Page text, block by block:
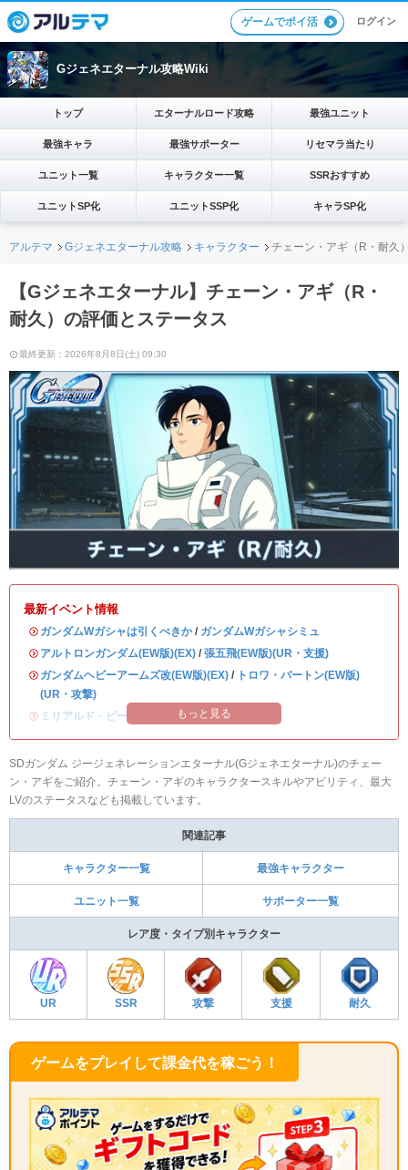
ゲームでポイ活 ログイン
Gジェネエターナル攻略Wiki
トップ エターナルロード攻略 最強ユニット
最強キャラ 最強サポーター リセマラ当たり
ユニット一覧 キャラクター一覧 SSRおすすめ
ユニットSP化 ユニットSSP化 キャラSP化
アルテマ Gジェネエターナル攻略 キャラクター チェーン・アギ（R・耐久
【Gジェネエターナル】チェーン・アギ（R・
耐久）の評価とステータス
最終更新：2026年8月8日(土) 09:30
最新イベント情報
・ ガンダムWガシャは引くべきか/ ガンダムWガシャシミュ
・ アルトロンガンダム(EW版)(EX) / 張五飛(EW版)(UR・支援)
・ ガンダムヘビーアームズ改(EW版)(EX) / トロワ・バートン(EW版)
(UR・攻撃)
・ ミリアルド・ピースクラフト&リーブラ
もっと見る
SDガンダム ジージェネレーションエターナル(Gジェネエターナル)のチェー
ン・アギをご紹介。チェーン・アギのキャラクタースキルやアビリティ、最大
LVのステータスなども掲載しています。
関連記事
キャラクター一覧 最強キャラクター
ユニット一覧 サポーター一覧
レア度・タイプ別キャラクター
UR SSR 攻撃 支援 耐久
ゲームをプレイして課金代を稼ごう！